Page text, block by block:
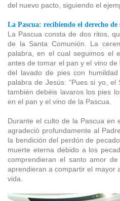
del nuevo pacto, siguiendo el
La Pascua: recibiendo el derecho de
La Pascua consta de dos ritos,
de la Santa Comunión. La
palabra, en el cual seguimos el
antes de tomar el pan y el vino
del lavado de pies con
palabra de Jesús: “Pues si yo,
también debéis lavaros los pies
en el pan y el vino de la Pascua.
Durante el culto de la Pascua en
agradeció profundamente al
la bendición del perdón de
muerte eterna debido a los
comprendieran el santo amor
aprendieran a compartir el mayor
vida.